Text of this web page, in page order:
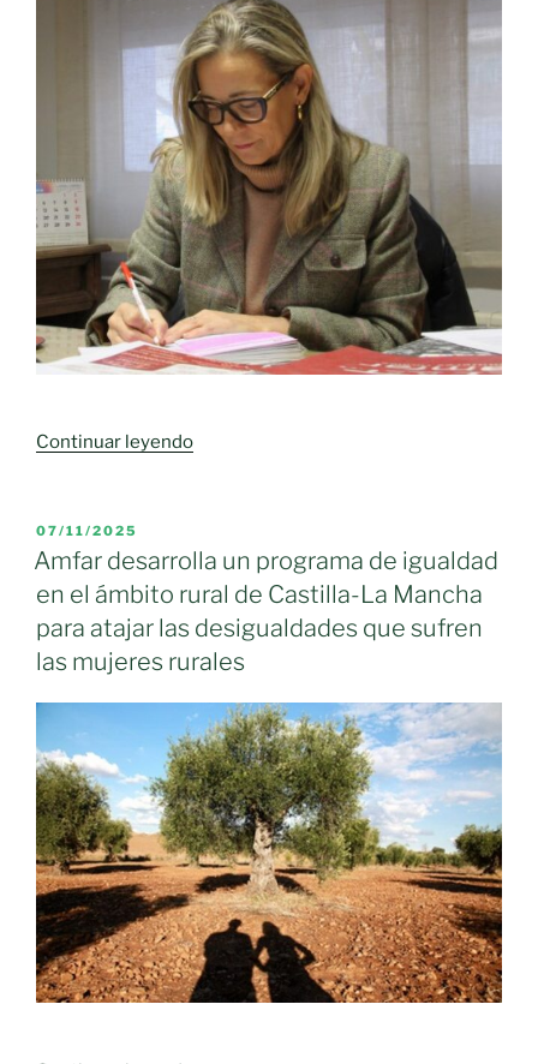
Continuar leyendo«Si
que
elegir
entre
callar
o
morir, hemos
perdido
como
sociedad»
PUBLICADO
EL
07/11/2025
Amfar desarrolla un programa de igualdad
en el ámbito rural de Castilla-La Mancha
para atajar las desigualdades que sufren
las mujeres rurales